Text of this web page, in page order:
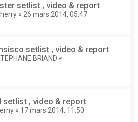
setlist , video & report
« 26 mars 2014, 05:47
setlist , video & report
BRIAND «
, video & report
« 17 mars 2014, 11:50